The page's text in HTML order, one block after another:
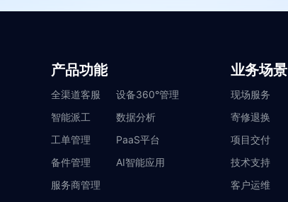
产品功能
全渠道客服
设备360°管理
智能派工
数据分析
工单管理
PaaS平台
备件管理
AI智能应用
服务商管理
业务场景
现场服务
寄修退换
项目交付
技术支持
客户运维